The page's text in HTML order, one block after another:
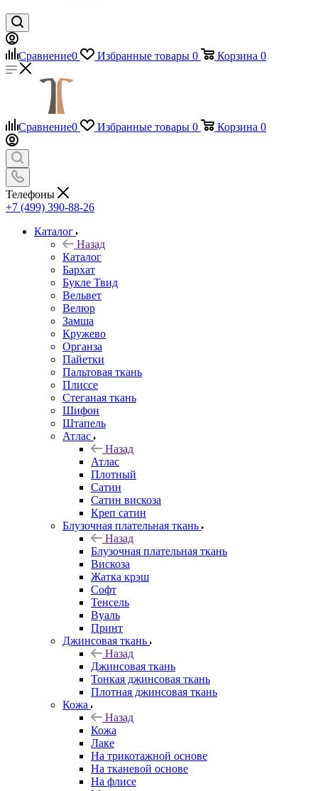
Сравнение0 Избранные товары 0 Корзина 0
Сравнение0 Избранные товары 0 Корзина 0
Телефоны
+7 (499) 390-88-26
Каталог
Назад
Каталог
Бархат
Букле Твид
Вельвет
Велюр
Замша
Кружево
Органза
Пайетки
Пальтовая ткань
Плиссе
Стеганая ткань
Шифон
Штапель
Атлас
Назад
Атлас
Плотный
Сатин
Сатин вискоза
Креп сатин
Блузочная плательная ткань
Назад
Блузочная плательная ткань
Вискоза
Жатка крэш
Софт
Тенсель
Вуаль
Принт
Джинсовая ткань
Назад
Джинсовая ткань
Тонкая джинсовая ткань
Плотная джинсовая ткань
Кожа
Назад
Кожа
Лаке
На трикотажной основе
На тканевой основе
На флисе